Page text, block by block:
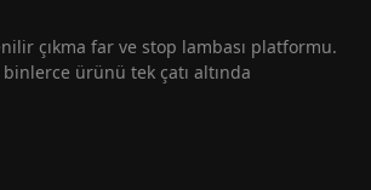
çıkma far ve stop lambası platformu.
ürünü tek çatı altında